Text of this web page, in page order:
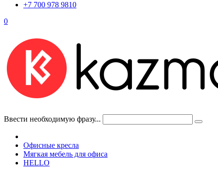
+7 700 978 9810
0
Ввести необходимую фразу...
Офисные кресла
Мягкая мебель для офиса
HELLO